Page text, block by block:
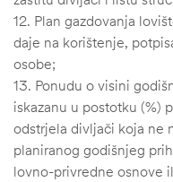
12. Plan gazdovanja
daje na korištenje,
osobe;
13. Ponudu o visini
iskazanu u postotku (%)
odstrjela divljači koja ne
planiranog godišnjeg
lovno-privredne osnove